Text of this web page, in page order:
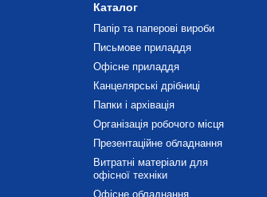
Каталог
Папір та паперові вироби
Письмове приладдя
Офісне приладдя
Канцелярські дрібниці
Папки і архівація
Організація робочого місця
Презентаційне обладнання
Витратні матеріали для
офісної техніки
Офісне обладнання